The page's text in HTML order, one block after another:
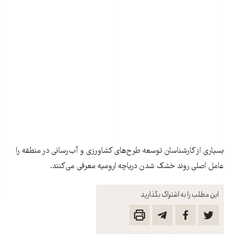
این مطلب را به اشتراک بگذارید
بسياری از کارشناسان توسعه طرح‌های کشاورزی و آب‌رسانی در منطقه را
عامل اصلی روند خشک شدن درياچه اروميه معرفی می‌کنند.